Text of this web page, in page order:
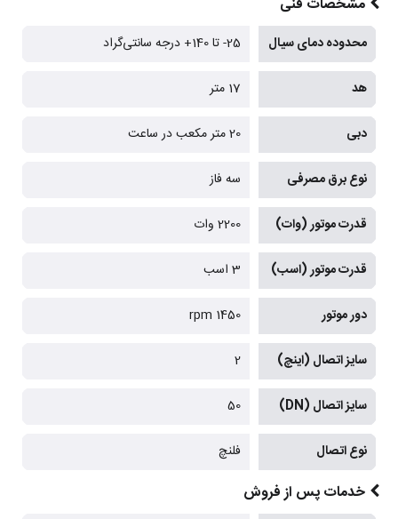
محدوده دمای سیال 25- تا 140+ درجه سانتی‌گراد
هد 17 متر
دبی 20 متر مکعب در ساعت
نوع برق مصرفی سه فاز
قدرت موتور (وات) 2200 وات
قدرت موتور (اسب) 3 اسب
دور موتور 1450 rpm
سایز اتصال (اینچ) 2
سایز اتصال (DN) 50
نوع اتصال فلنچ
خدمات پس از فروش